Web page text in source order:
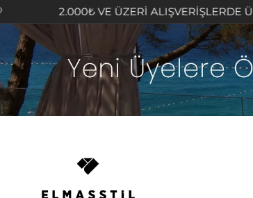
2.000₺ VE ÜZERİ ALIŞVERİŞLERDE